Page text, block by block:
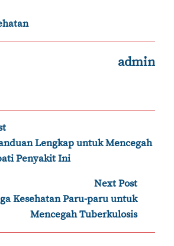
admin
Lengkap untuk Mencegah
Penyakit Ini
Next Post
Kesehatan Paru-paru untuk
Mencegah Tuberkulosis